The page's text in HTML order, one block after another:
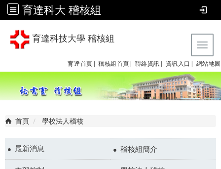
育達科大 稽核組
育達科技大學 稽核組
育達首頁| 稽核組首頁| 聯絡資訊| 資訊入口| 網站地圖
首頁 學校法人稽核
最新消息 稽核組簡介